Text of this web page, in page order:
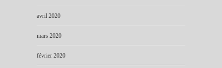
avril 2020
mars 2020
février 2020